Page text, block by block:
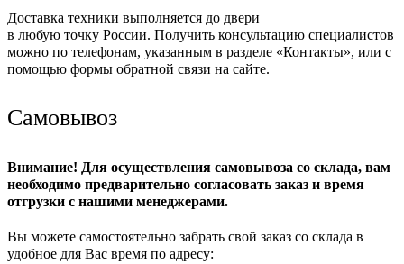
Доставка техники выполняется до двери
в любую точку России. Получить консультацию специалистов
можно по телефонам, указанным в разделе «Контакты», или с
помощью формы обратной связи на сайте.
Самовывоз
Внимание! Для осуществления самовывоза со склада, вам
необходимо предварительно согласовать заказ и время
отгрузки с нашими менеджерами.
Вы можете самостоятельно забрать свой заказ со склада в
удобное для Вас время по адресу: